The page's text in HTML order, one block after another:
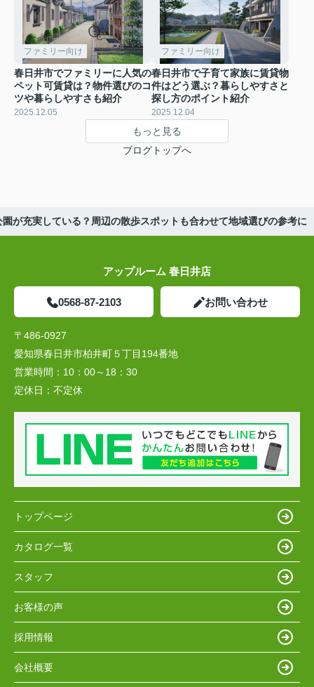
ファミリー向け
春日井市でファミリーに人気の
ペット可賃貸は？物件選びのコ
ツや暮らしやすさも紹介
2025.12.05
ファミリー向け
春日井市で子育て家族に賃貸物
件はどう選ぶ？暮らしやすさと
探し方のポイント紹介
2025.12.04
もっと見る
ブログトップへ
が充実している？周辺の散歩スポットも合わせて地域選びの参考に
アップルーム 春日井店
0568-87-2103 お問い合わせ
〒486-0927
愛知県春日井市柏井町５丁目194番地
営業時間： 10：00～18：30
定休日： 不定休
トップページ
カタログ一覧
スタッフ
お客様の声
採用情報
会社概要